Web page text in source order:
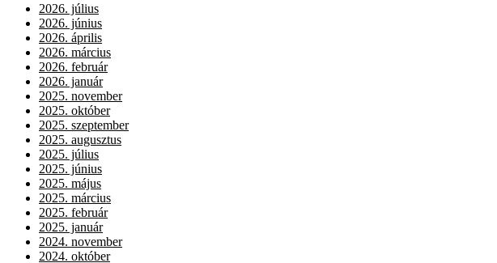
2026. július
2026. június
2026. április
2026. március
2026. február
2026. január
2025. november
2025. október
2025. szeptember
2025. augusztus
2025. július
2025. június
2025. május
2025. március
2025. február
2025. január
2024. november
2024. október